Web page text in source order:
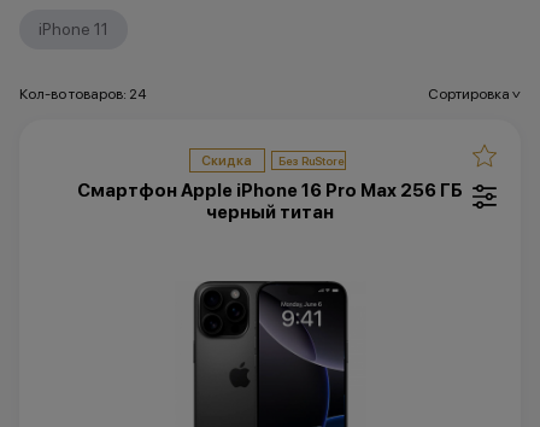
iPhone 11
Кол-во товаров: 24 Сортировка>
Скидка
Смартфон Apple iPhone 16 Pro Max 256 ГБ
черный титан